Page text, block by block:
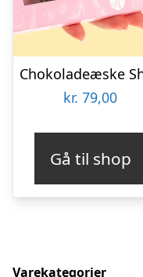
kr. 79,00
Gå til shop
Varekategorier